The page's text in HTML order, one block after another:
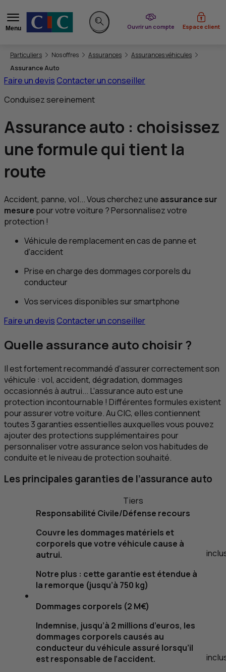
Menu
Rechercher sur le site
Ouvrir un compte
du CIC Espace client
Vous êtes ici:
Particuliers Nos offres Assurances
Assurances véhicules
Assurance Auto
Faire un devisContacter un conseiller
Conduisez sereinement
Assurance auto : choisissez
une formule qui tient la
route
Accident, panne, vol... Vous cherchez une assurance sur
mesure pour votre voiture ? Personnalisez votre
protection !
Véhicule de remplacement en cas de panne et
d’accident
Prise en charge des dommages corporels du
conducteur
Vos services disponibles sur smartphone
Faire un devisContacter un conseiller
Quelle assurance auto choisir ?
Il est fortement recommandé d’assurer correctement son
véhicule : vol, accident, dégradation, dommages
occasionnés à autrui... L’assurance auto est une
protection incontournable ! Différentes formules existent
pour assurer votre voiture. AuCIC, elles contiennent
toutes 3 garanties essentielles auxquelles vous pouvez
ajouter des protections supplémentaires pour
personnaliser votre assurance selon vos habitudes de
conduite et le niveau de protection souhaité.
Les principales garanties de l’assurance auto
Tiers
Responsabilité Civile/Défense recours
Couvre les dommages matériels et
corporels que votre véhicule cause à
autrui.
Notre plus : cette garantie est étendue à
la remorque (jusqu’à 750 kg)
Dommages corporels (2 M€)
Indemnise, jusqu’à 2 millions d’euros, les
dommages corporels causés au
conducteur du véhicule assuré lorsqu’il
est responsable de l’accident.